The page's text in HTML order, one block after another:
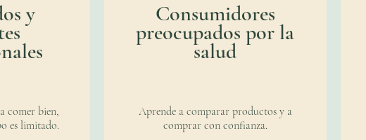
y
comer bien,
es limitado.
Consumidores
preocupados por la
salud
Aprende a comparar productos y a
comprar con confianza.